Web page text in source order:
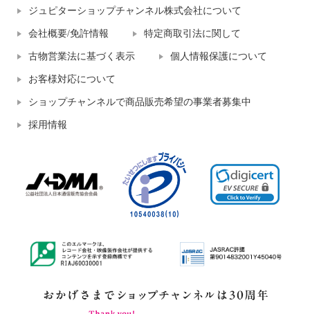
ジュピターショップチャンネル株式会社について
会社概要/免許情報 特定商取引法に関して
古物営業法に基づく表示 個人情報保護について
お客様対応について
ショップチャンネルで商品販売希望の事業者募集中
採用情報